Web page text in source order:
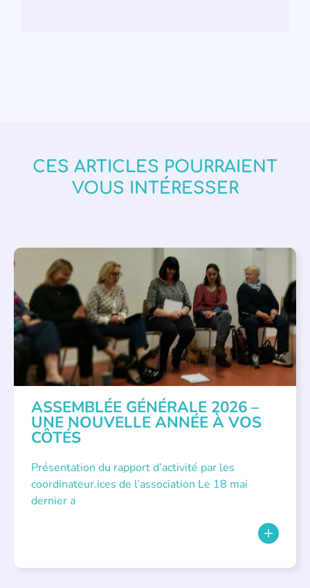
CES ARTICLES POURRAIENT
VOUS INTÉRESSER
APPEL À SOUTIEN , VIE DE L'ASSOCIATION
ASSEMBLÉE GÉNÉRALE 2026 –
UNE NOUVELLE ANNÉE À VOS
CÔTÉS
Présentation du rapport d’activité par les
coordinateur.ices de l’association Le 18 mai
dernier a